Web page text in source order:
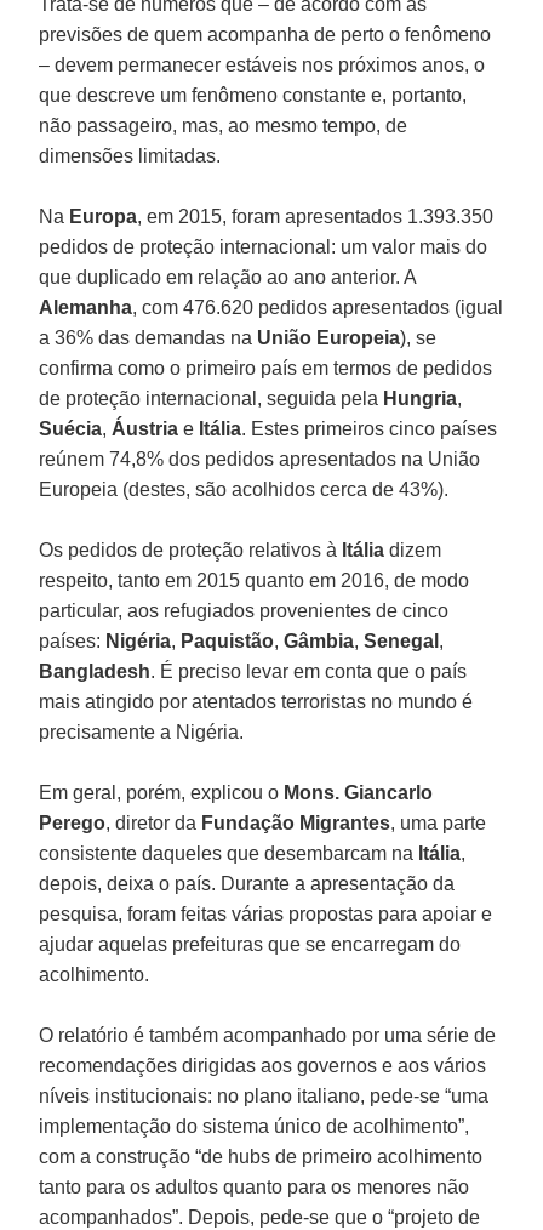
previsões de quem acompanha de perto o fenômeno
– devem permanecer estáveis nos próximos anos, o
que descreve um fenômeno constante e, portanto,
não passageiro, mas, ao mesmo tempo, de
dimensões limitadas.
Na Europa, em 2015, foram apresentados 1.393.350
pedidos de proteção internacional: um valor mais do
que duplicado em relação ao ano anterior. A
Alemanha, com 476.620 pedidos apresentados (igual
a 36% das demandas na União Europeia), se
confirma como o primeiro país em termos de pedidos
de proteção internacional, seguida pela Hungria,
Suécia, Áustria e Itália. Estes primeiros cinco países
reúnem 74,8% dos pedidos apresentados na União
Europeia (destes, são acolhidos cerca de 43%).
Os pedidos de proteção relativos à Itália dizem
respeito, tanto em 2015 quanto em 2016, de modo
particular, aos refugiados provenientes de cinco
países: Nigéria, Paquistão,Gâmbia,Senegal ,
Bangladesh. É preciso levar em conta que o país
mais atingido por atentados terroristas no mundo é
precisamente a Nigéria.
Em geral, porém, explicou o Mons. Giancarlo
Perego, diretor da Fundação Migrantes, uma parte
consistente daqueles que desembarcam na Itália,
depois, deixa o país. Durante a apresentação da
pesquisa, foram feitas várias propostas para apoiar e
ajudar aquelas prefeituras que se encarregam do
acolhimento.
O relatório é também acompanhado por uma série de
recomendações dirigidas aos governos e aos vários
níveis institucionais: no plano italiano, pede-se “uma
implementação do sistema único de acolhimento”,
com a construção “de hubs de primeiro acolhimento
tanto para os adultos quanto para os menores não
acompanhados”. Depois, pede-se que o “projeto de